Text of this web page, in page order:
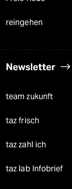
reingehen
Newsletter
team zukunft
taz frisch
taz zahl ich
taz lab Infobrief